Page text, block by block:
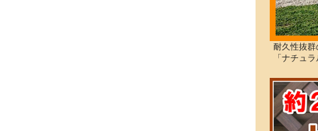
耐久性抜
「ナチュ